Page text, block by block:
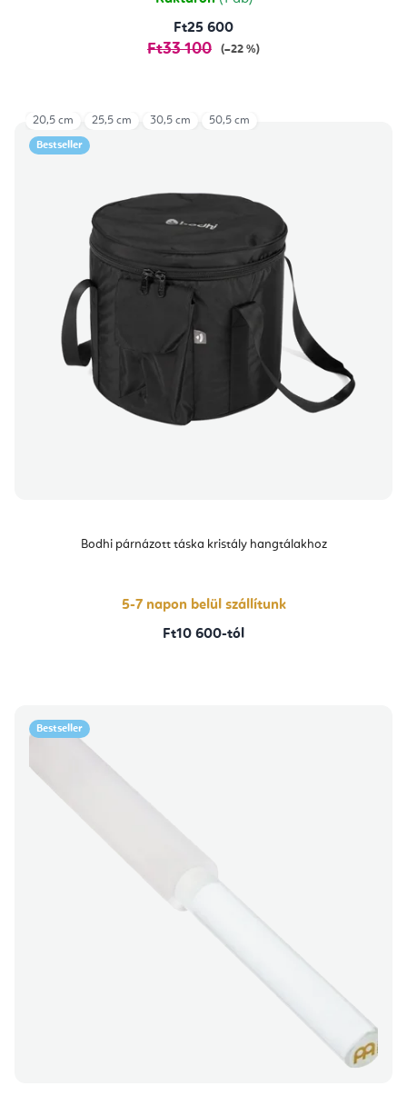
Ft25 600
Ft33 100 (–22 %)
Bestseller
Bodhi párnázott táska kristály hangtálakhoz
5-7 napon belül szállítunk
Ft10 600-tól
20,5 cm 25,5 cm 30,5 cm 50,5 cm
Bestseller